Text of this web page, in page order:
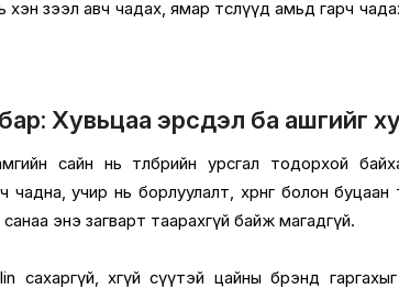
хэн зээл авч чадах, ямар төслүүд амьд гарч чадах,
Хувьцаа эрсдэл ба ашгийг
сайн нь төлбөрийн урсгал тодорхой
учир нь борлуулалт, хөрөнгө болон буцаан
энэ загварт таарахгүй байж магадгүй.
өөхгүй сүүтэй цайны брэнд гаргахыг